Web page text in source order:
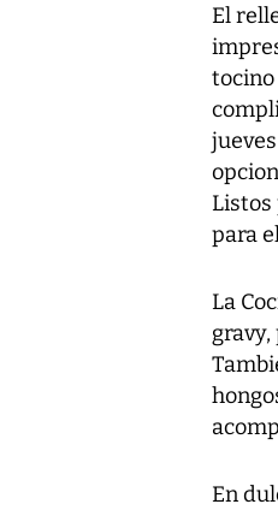
El
tocino
Listos
para
La
En